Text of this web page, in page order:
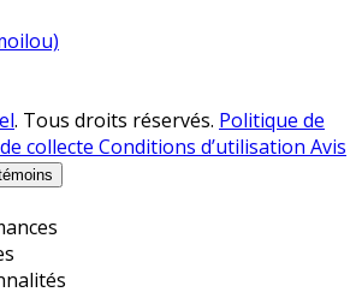
. Tous droits réservés. Politique de
collecte Conditions d’utilisation Avis